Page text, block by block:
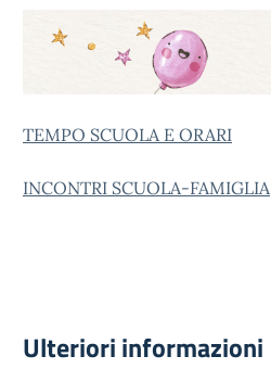
TEMPO SCUOLA E ORARI
INCONTRI SCUOLA-FAMIGLIA
Ulteriori informazioni